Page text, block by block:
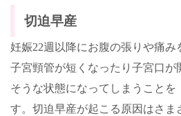
切迫早産
妊娠22週以降にお腹の張りや痛み
子宮頸管が短くなったり子宮口が
そうな状態になってしまうことを
す。切迫早産が起こる原因はさま